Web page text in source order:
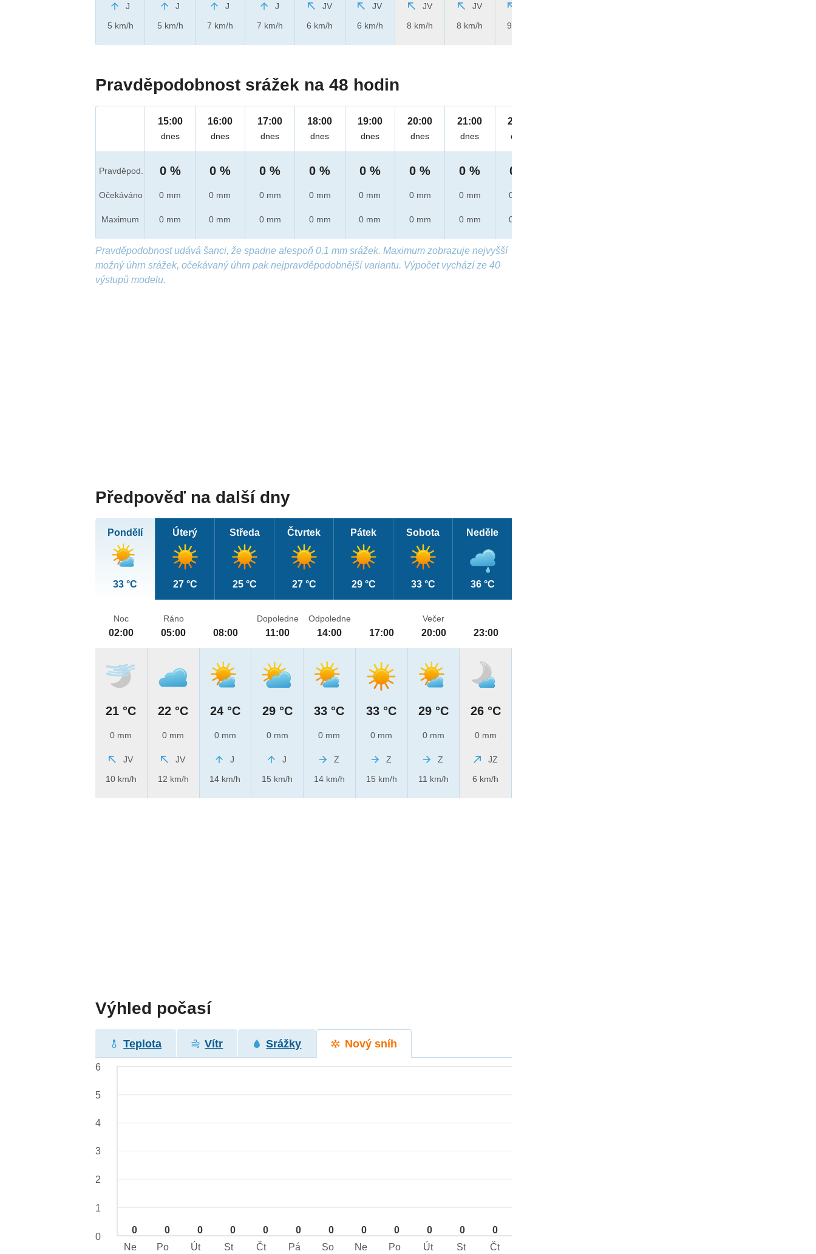
J
5 km/h
J
5 km/h
J
7 km/h
J
7 km/h
JV
6 km/h
JV
6 km/h
JV
8 km/h
JV
8 km/h
9 km/h
Pravděpodobnost srážek na 48 hodin
Pravděpod.
Očekáváno
Maximum
15:00
dnes
0 %
0 mm
0 mm
16:00
dnes
0 %
0 mm
0 mm
17:00
dnes
0 %
0 mm
0 mm
18:00
dnes
0 %
0 mm
0 mm
19:00
dnes
0 %
0 mm
0 mm
20:00
dnes
0 %
0 mm
0 mm
21:00
dnes
0 %
0 mm
0 mm
22:00
dnes
0 %
0 mm
0 mm
Pravděpodobnost udává šanci, že spadne alespoň 0,1 mm srážek. Maximum zobrazuje nejvyšší
možný úhrn srážek, očekávaný úhrn pak nejpravděpodobnější variantu. Výpočet vychází ze 40
výstupů modelu.
Předpověď na další dny
Pondělí
33 °C
Úterý
27 °C
Středa
25 °C
Čtvrtek
27 °C
Pátek
29 °C
Sobota
33 °C
Neděle
36 °C
Noc
02:00
21 °C
0 mm
JV
10 km/h
Ráno
05:00
22 °C
0 mm
JV
12 km/h
08:00
24 °C
0 mm
J
14 km/h
Dopoledne
11:00
29 °C
0 mm
J
15 km/h
Odpoledne
14:00
33 °C
0 mm
Z
14 km/h
17:00
33 °C
0 mm
Z
15 km/h
Večer
20:00
29 °C
0 mm
Z
11 km/h
23:00
26 °C
0 mm
JZ
6 km/h
Výhled počasí
Teplota Vítr Srážky Nový sníh
0 0 0 0 0 0 0 0 0 0 0 0
6
5
4
3
2
1
0
Ne
Po Út St Čt Pá So Ne Po Út St Čt